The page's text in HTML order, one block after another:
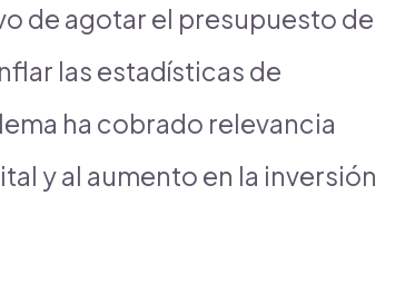
de agotar el presupuesto de
las estadísticas de
ha cobrado relevancia
y al aumento en la inversión